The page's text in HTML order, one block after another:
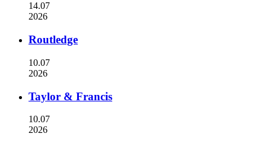
14.07
2026
Routledge
10.07
2026
Taylor & Francis
10.07
2026